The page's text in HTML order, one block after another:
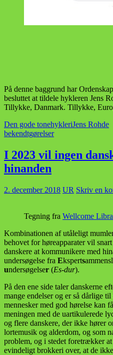
På denne baggrund har
besluttet at tildele hykleren Jens
Tillykke, Danmark. Tillykke,
Den gode tonehykleriJens Rohde
bekendtgørelser
I 2023 vil ingen
hinanden
2. december 2018 UR Skriv en
Tegning fra Wellcome
Kombinationen af utåleligt
behovet for høreapparater vil
danskere at kommunikere med
undersøgelse fra Eksperts
undersøgelser (Es-dur).
På den ene side taler danskerne
mange endelser og er så dårlige
mennesker med god hørelse kan
meningen med de uartikulerede
og flere danskere, der ikke hører
lortemusik og alderdom, og som
problem, og i stedet foretrækker
evindeligt brokkeri over, at de